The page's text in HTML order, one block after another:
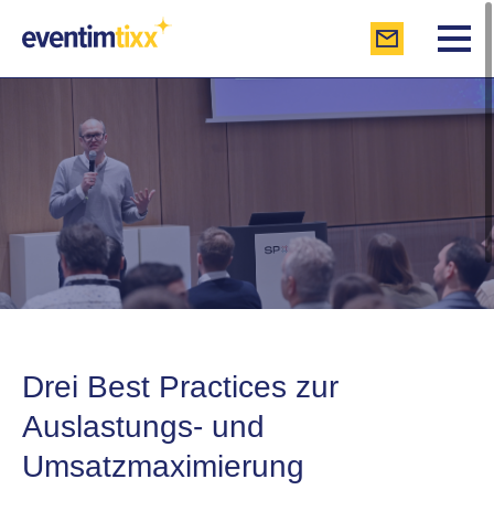
Drei Best Practices zur
Auslastungs- und
Umsatzmaximierung